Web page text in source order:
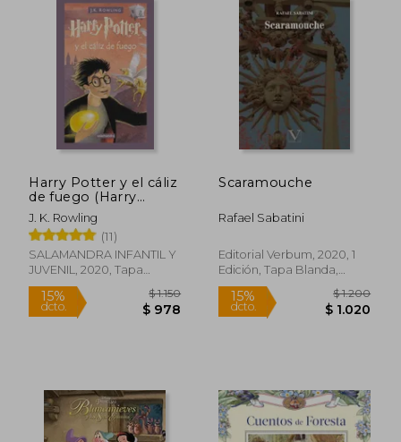
dcto. $ 587 dcto.
Harry Potter y el cáliz
de fuego (Harry
Potter 4)
J. K. Rowling
(11)
SALAMANDRA INFANTIL Y
JUVENIL, 2020, Tapa
Blanda, Nuevo
Scaramouche
Rafael Sabatini
Editorial Verbum, 2020, 1
Edición, Tapa Blanda,
Nuevo